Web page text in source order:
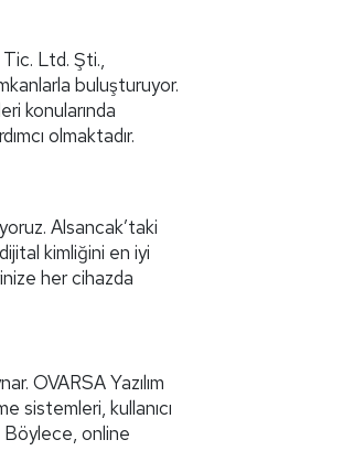
Tic. Ltd. Şti.,
buluşturuyor.
konularında
olmaktadır.
Alsancak’taki
kimliğini en iyi
her cihazda
OVARSA Yazılım
sistemleri, kullanıcı
Böylece, online